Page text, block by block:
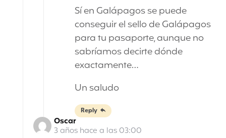
Sí en Galápagos se puede
conseguir el sello de Galápagos
para tu pasaporte, aunque no
sabríamos decirte dónde
exactamente…
Un saludo
Reply
Oscar
3 años hace a las 03:00